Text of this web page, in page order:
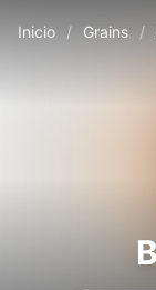
Inicio / Grains /